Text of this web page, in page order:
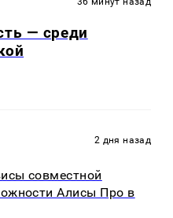
— среди
2 дня назад
совместной
Алисы Про в